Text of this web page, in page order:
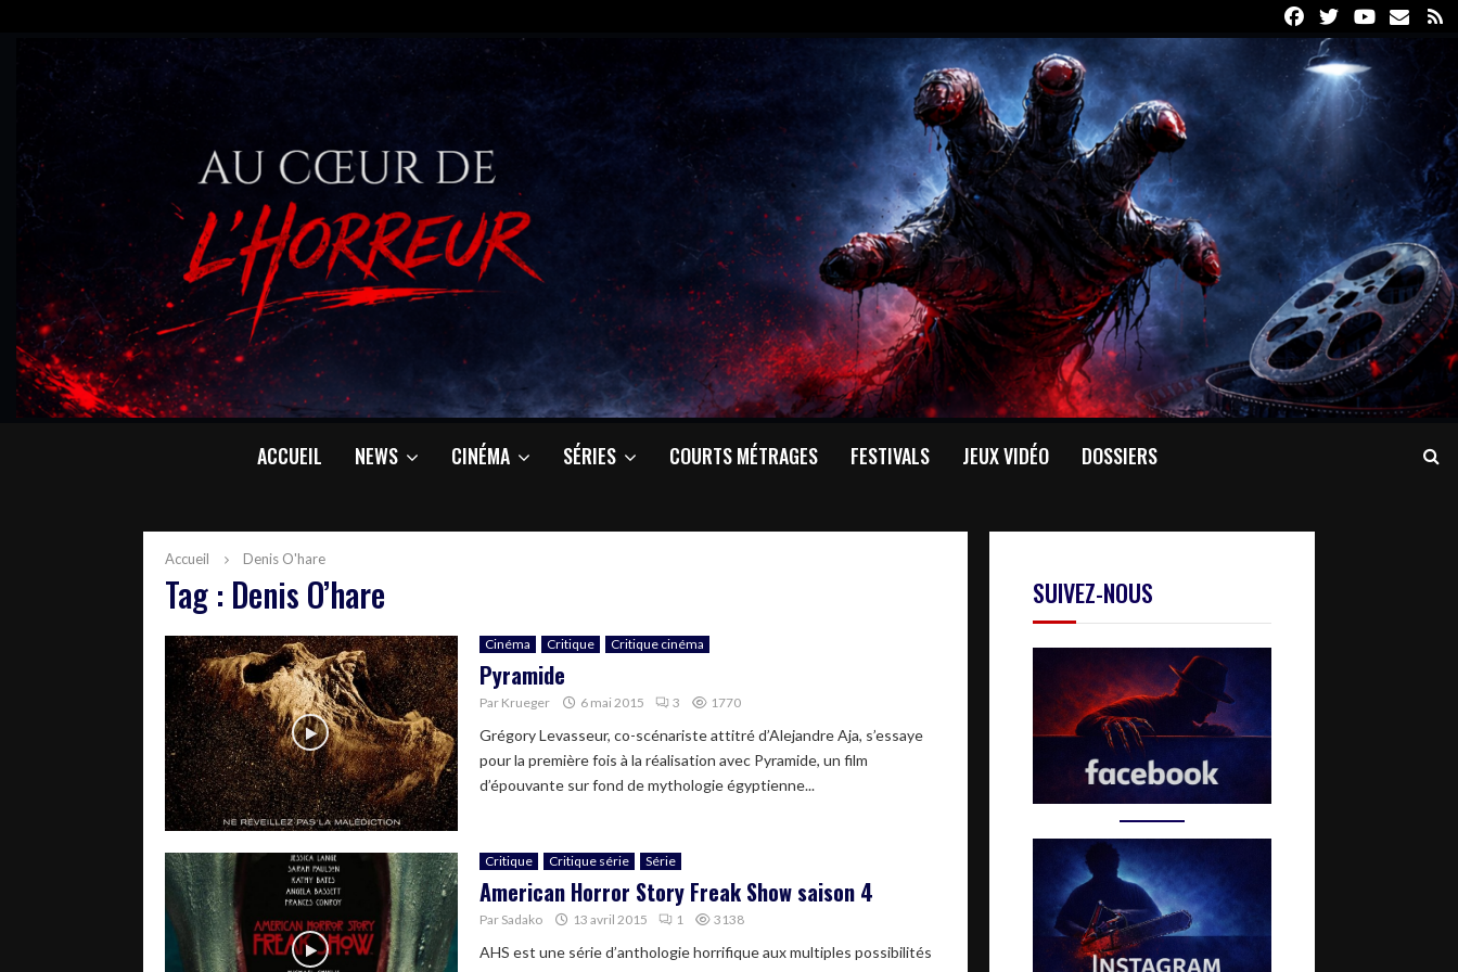
FacebookTwitterYoutube
Email
ACCUEIL NEWS CINÉMA SÉRIES COURTS MÉTRAGES FESTIVALS JEUX VIDÉO DOSSIERS
Accueil Denis O'hare
Tag : Denis O’hare
Cinéma Critique Critique cinéma
Pyramide
Par Krueger 6 mai 2015 3 1770
Grégory Levasseur, co-scénariste attitré d’Alejandre Aja, s’essaye
pour la première fois à la réalisation avec Pyramide, un film
d’épouvante sur fond de mythologie égyptienne...
Critique Critique série Série
American Horror Story Freak Show saison 4
Par Sadako 13 avril 2015 1 3138
AHS est une série d’anthologie horrifique aux multiples possibilités
SUIVEZ-NOUS